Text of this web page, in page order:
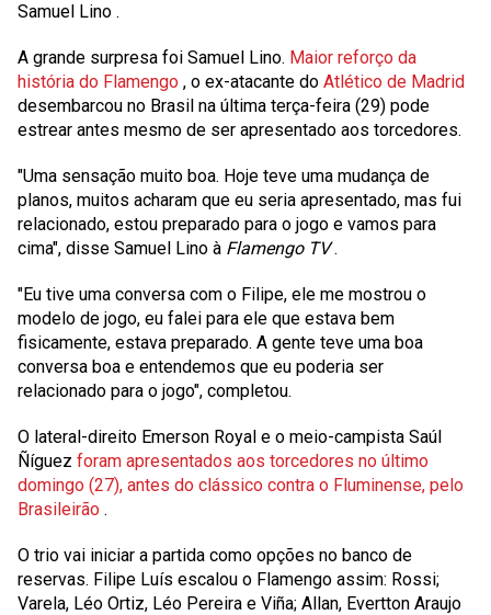
Samuel Lino .
A grande surpresa foi Samuel Lino. Maior reforço da
história do Flamengo , o ex-atacante do Atlético de Madrid
desembarcou no Brasil na última terça-feira (29) pode
estrear antes mesmo de ser apresentado aos torcedores.
"Uma sensação muito boa. Hoje teve uma mudança de
planos, muitos acharam que eu seria apresentado, mas fui
relacionado, estou preparado para o jogo e vamos para
cima", disse Samuel Lino à Flamengo TV.
"Eu tive uma conversa com o Filipe, ele me mostrou o
modelo de jogo, eu falei para ele que estava bem
fisicamente, estava preparado. A gente teve uma boa
conversa boa e entendemos que eu poderia ser
relacionado para o jogo", completou.
O lateral-direito Emerson Royal e o meio-campista Saúl
Ñíguez foram apresentados aos torcedores no último
domingo (27), antes do clássico contra o Fluminense, pelo
Brasileirão .
O trio vai iniciar a partida como opções no banco de
reservas. Filipe Luís escalou o Flamengo assim: Rossi;
Varela, Léo Ortiz, Léo Pereira e Viña; Allan, Evertton Araujo